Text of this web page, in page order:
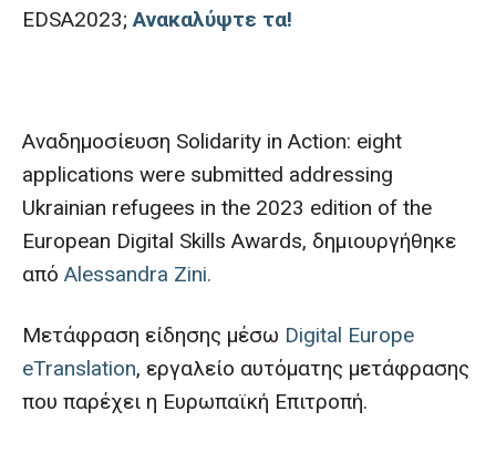
EDSA2023;Ανακαλύψτε τα!
Αναδημοσίευση Solidarity in Action: eight
applications were submitted addressing
Ukrainian refugees in the 2023 edition of the
European Digital Skills Awards, δημιουργήθηκε
από Alessandra Zini.
Μετάφραση είδησης μέσω Digital Europe
eTranslation, εργαλείο αυτόματης μετάφρασης
που παρέχει η Ευρωπαϊκή Επιτροπή.